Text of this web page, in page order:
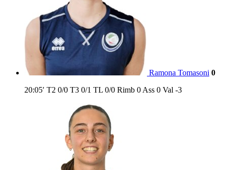
Ramona Tomasoni 0
20:05′ T2 0/0 T3 0/1 TL 0/0 Rimb 0 Ass 0 Val -3